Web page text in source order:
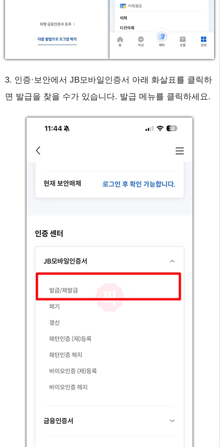
3. 인증·보안에서 JB모바일인증서 아래 화살표를 클릭하
면 발급을 찾을 수가 있습니다. 발급 메뉴를 클릭하세요.